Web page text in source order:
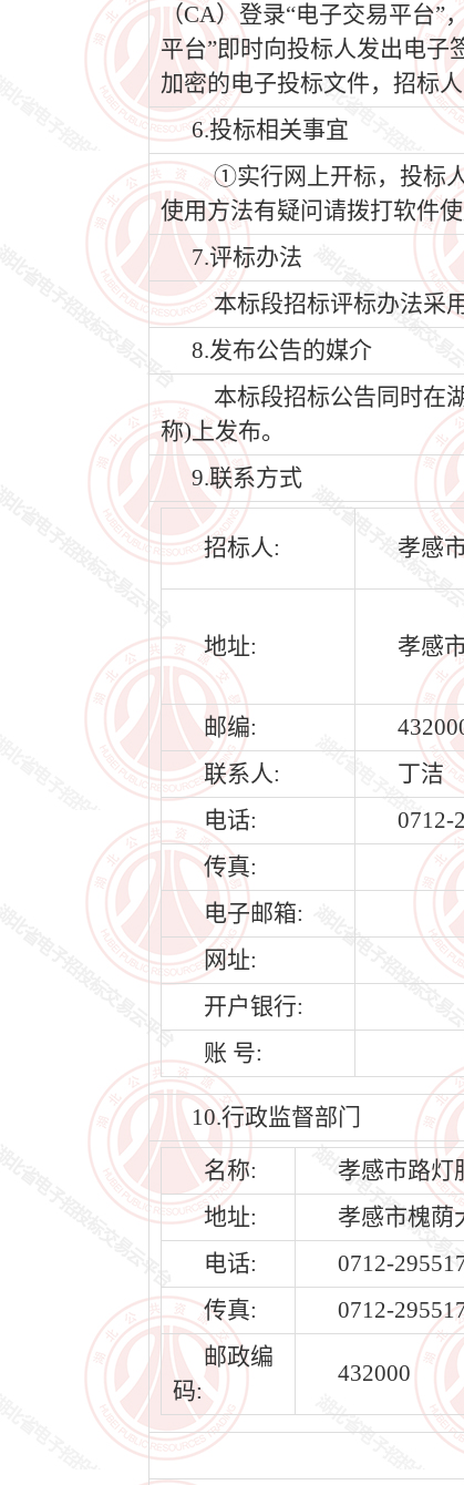
（CA）登录“电子交易平台”
平台”即时向投标人发出电子
加密的电子投标文件，招标
6.投标相关事宜
①实行网上开标，投标人
使用方法有疑问请拨打软件
7.评标办法
本标段招标评标办法采用
8.发布公告的媒介
本标段招标公告同时在
称)上发布。
9.联系方式
招标人: 孝感
地址: 孝感
邮编:
联系人:
丁洁
电话:
0712-
传真:
电子邮箱:
网址:
开户银行:
账 号:
10.行政监督部门
名称:
孝感市路灯
地址:
孝感市槐荫
电话:
0712-
传真:
0712-
邮政编
码:
432000